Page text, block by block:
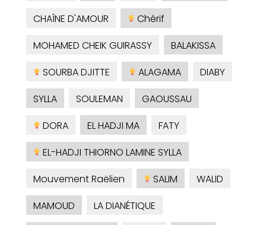
CHAÎNE D'AMOUR
Chérif
MOHAMED CHEIK GUIRASSY
BALAKISSA
SOURBA DJITTE
ALAGAMA
DIABY
SYLLA
SOULEMAN
GAOUSSAU
DORA
EL HADJI MA
FATY
EL-HADJI THIORNO LAMINE SYLLA
Mouvement Raëlien
SALIM
WALID
MAMOUD
LA DIANÉTIQUE